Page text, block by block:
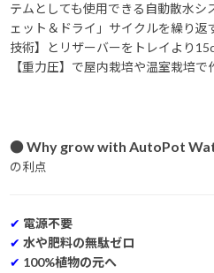
テムとしても使用できる自動散水シ
ェット＆ドライ」サイクルを繰り
技術】とリザーバーをトレイより
【重力圧】で屋内栽培や温室栽培で
● Why grow with AutoPot
の利点
✔ 電源不要
✔ 水や肥料の無駄ゼロ
✔ 100%植物の元へ